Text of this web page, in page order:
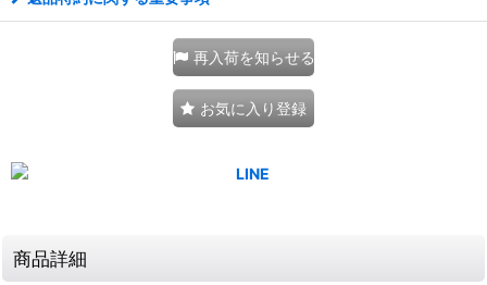
再入荷を知らせる
お気に入り登録
商品詳細